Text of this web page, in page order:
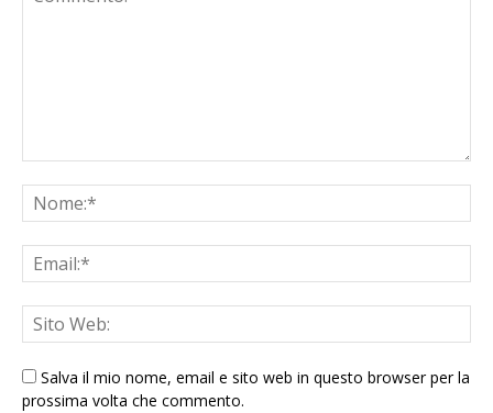
Salva il mio nome, email e sito web in questo browser per la
prossima volta che commento.